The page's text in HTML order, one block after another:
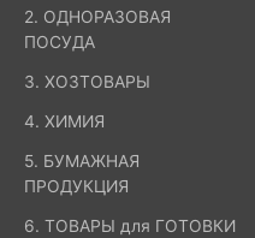
2. ОДНОРАЗОВАЯ
ПОСУДА
3. ХОЗТОВАРЫ
4. ХИМИЯ
5. БУМАЖНАЯ
ПРОДУКЦИЯ
6. ТОВАРЫ для ГОТОВКИ